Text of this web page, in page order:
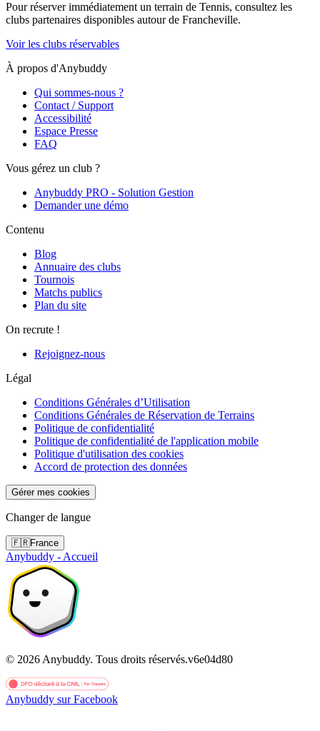
Pour réserver immédiatement un terrain de Tennis, consultez les
clubs partenaires disponibles autour de Francheville.
Voir les clubs réservables
À propos d'Anybuddy
Qui sommes-nous ?
Contact / Support
Accessibilité
Espace Presse
FAQ
Vous gérez un club ?
Anybuddy PRO - Solution Gestion
Demander une démo
Contenu
Blog
Annuaire des clubs
Tournois
Matchs publics
Plan du site
On recrute !
Rejoignez-nous
Légal
Conditions Générales d’Utilisation
Conditions Générales de Réservation de Terrains
Politique de confidentialité
Politique de confidentialité de l'application mobile
Politique d'utilisation des cookies
Accord de protection des données
Gérer mes cookies
Changer de langue
🇫🇷France
Anybuddy - Accueil
© 2026 Anybuddy. Tous droits réservés.v6e04d80
Anybuddy sur Facebook